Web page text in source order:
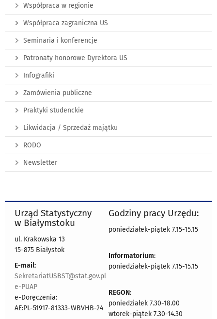
Współpraca w regionie
Współpraca zagraniczna US
Seminaria i konferencje
Patronaty honorowe Dyrektora US
Infografiki
Zamówienia publiczne
Praktyki studenckie
Likwidacja / Sprzedaż majątku
RODO
Newsletter
Urząd Statystyczny
w Białymstoku
ul. Krakowska 13
15-875 Białystok
E-mail:
SekretariatUSBST@stat.gov.pl
e-PUAP
e-Doręczenia:
AE:PL-51917-81333-WBVHB-24
Godziny pracy Urzędu:
poniedziałek-piątek 7.15-15.15
Informatorium:
poniedziałek-piątek 7.15-15.15
REGON:
poniedziałek 7.30-18.00
wtorek-piątek 7.30-14.30